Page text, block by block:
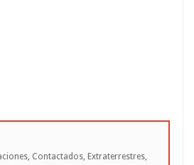
Contactados, Extraterrestres,